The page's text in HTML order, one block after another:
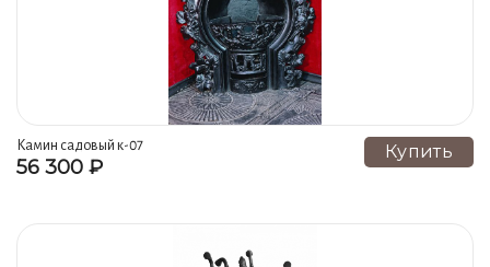
Камин садовый к-07
56 300 ₽
Купить